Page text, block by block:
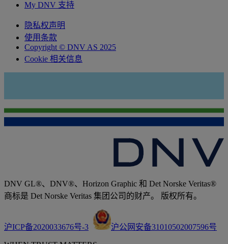
My DNV 支持
隐私权声明
使用条款
Copyright © DNV AS 2025
Cookie 相关信息
DNV GL®、DNV®、Horizon Graphic 和 Det Norske Veritas®
商标是 Det Norske Veritas 集团公司的财产。 版权所有。
沪ICP备2020033676号-3 沪公网安备31010502007596号